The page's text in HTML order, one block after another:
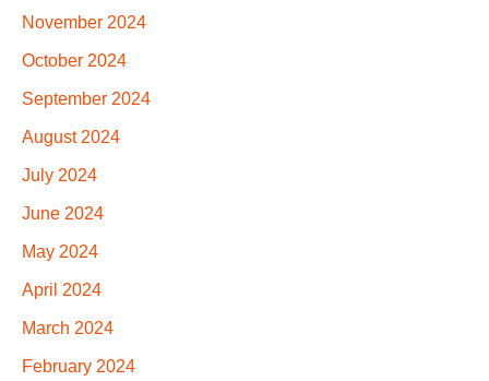
November 2024
October 2024
September 2024
August 2024
July 2024
June 2024
May 2024
April 2024
March 2024
February 2024